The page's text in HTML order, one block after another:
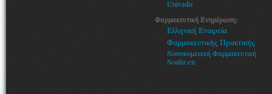
Univadis
Φαρμακευτική Ενημέρωση:
Ελληνική Εταιρεία
Φαρμακευτικής Πρακτικής
Νοσοκομειακή Φαρμακευτική
Nosfar.eu